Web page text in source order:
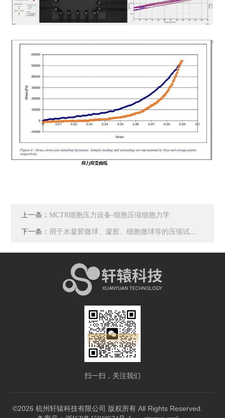
上一条： MCTR细胞压力设备-细胞压缩细胞力学
下一条： 用于水凝胶微球、凝胶、细胞微球等的压缩试验机CellScale公司Microtester
扫一扫，关注我们
©2026 杭州轩辕科技有限公司 版权所有 All Rights Reserved.